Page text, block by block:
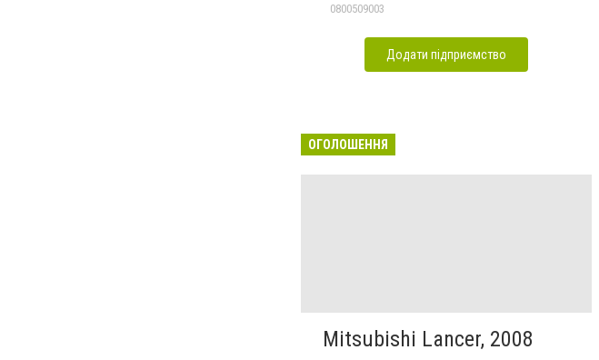
0800509003
Додати підприємство
ОГОЛОШЕННЯ
Mitsubishi Lancer, 2008